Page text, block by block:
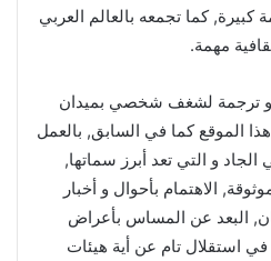
كما تجمعه بالعالم العربي
مهمة.
هو ترجمة لشغف شخصي بميدان
الموقع كما في السابق, بالعمل
و التي تعد أبرز سماتها,
الاهتمام بأحوال و أخبار
البعد عن المساس بأعراض
في استقلال تام عن أية هيئات